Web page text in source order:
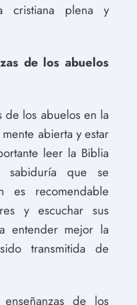
cristiana plena y
de los abuelos
de los abuelos en la
abierta y estar
leer la Biblia
que se
es recomendable
y escuchar sus
entender mejor la
transmitida de
de los